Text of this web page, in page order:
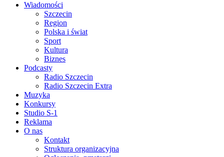
Wiadomości
Szczecin
Region
Polska i świat
Sport
Kultura
Biznes
Podcasty
Radio Szczecin
Radio Szczecin Extra
Muzyka
Konkursy
Studio S-1
Reklama
O nas
Kontakt
Struktura organizacyjna